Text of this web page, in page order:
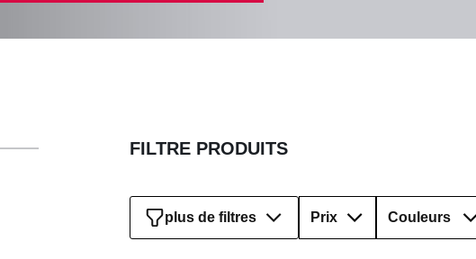
FILTRE PRODUITS
Prix Couleurs
plus de filtres